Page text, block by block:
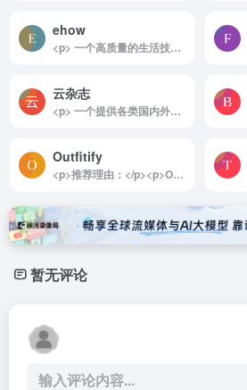
ehow
<p> 一个高质量的生活技巧分享类网站，内容涵盖了诸多方面各种类型的主题，并且被分门别类有层次的编排好。它已拥有超过337,000篇关于“这事怎么做”的文章以及相关视频，提供细致到每一个步骤的操作指南。 </p>
云杂志
<p> 一个提供各类国内外优质杂志的在线阅读平台，范围涵盖建筑设计、电影、时尚、旅行、音乐等各方面。 </p>
Outfitify
<p>推荐理由：</p><p>Outfitify是一款便捷的AI穿搭评估工具，为用户提供全面、即时的穿搭建议。无需注册，即可通过上传穿搭照片获得评分，AI会根据时尚趋势和搭配原则给出详细的分析和优化建议。无论是日常穿搭还是重要场合，Outfitify都能帮助用户轻松找到最适合的搭配风格，提升个人形象，是一款时尚爱好者的必备工具。</p><img decoding="async" data-src="//www.40000.net/wp-content/uploads/2024/12/20241215075613-675e8b9db14da.jpg" src="https://www.40000.net/wp-content/themes/onenav/images/t.png" alt="Outfitify"><p>详细介绍：</p><p>Outfitify 是一款完全免费的在线AI穿搭评估平台，致力于帮助用户改善和提升个人穿衣风格。用户只需上传自己的穿搭照片，AI系统就会进行详细的评分和分析，提供客观、细致的评估。除了评分，Outfitify还提供针对不同风格、场合的搭配建议，展示更适合的示例，帮助用户找到符合自身特点的穿衣风格。平台的核心算法基于时尚美学与流行趋势的融合，使建议既实用又富有时尚感。</p><p>Outfitify不仅适用于日常穿搭的优化，也适合用于特定场合的形象提升。用户可以从这款工具中获取切合潮流的时尚建议，迅速提高自己的穿搭品位，而免注册的设计使得体验更加便捷。对于任何想要提升个人时尚感的用户来说，Outfitify都是一个值得尝试的选择。</p><img decoding="async" data-src="//www.40000.net/wp-content/uploads/2024/12/20241215075616-675e8ba00779b.webp" src="https://www.40000.net/wp-content/themes/onenav/images/t.png" alt="Outfitify">
暂无评论